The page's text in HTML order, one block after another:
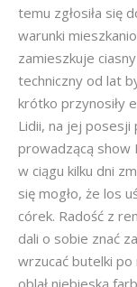
temu zgłosiła się
warunki
zamieszkuje
techniczny od lat
krótko przynosiły
Lidii, na jej posesji
prowadzącą show
w ciągu kilku dni
się mogło, że los
córek. Radość z
dali o sobie znać
wrzucać butelki po
oblał niebieską